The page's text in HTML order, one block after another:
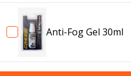
Anti-Fog Gel 30ml